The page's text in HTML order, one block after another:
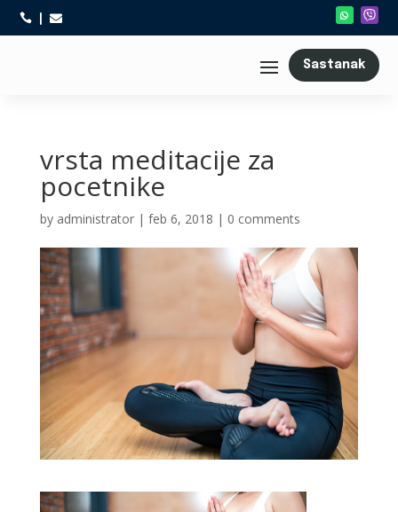
 
Sastanak
vrsta meditacije za
pocetnike
by administrator| feb 6, 2018 | 0 comments